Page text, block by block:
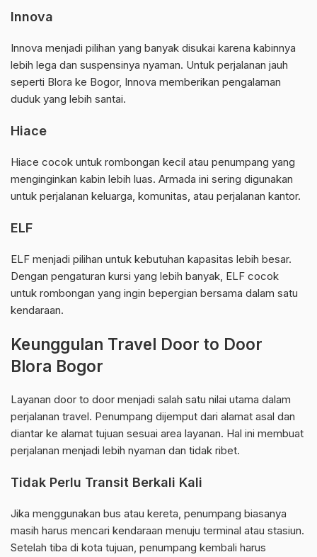
Innova
Innova menjadi pilihan yang banyak disukai karena kabinnya
lebih lega dan suspensinya nyaman. Untuk perjalanan jauh
seperti Blora ke Bogor, Innova memberikan pengalaman
duduk yang lebih santai.
Hiace
Hiace cocok untuk rombongan kecil atau penumpang yang
menginginkan kabin lebih luas. Armada ini sering digunakan
untuk perjalanan keluarga, komunitas, atau perjalanan kantor.
ELF
ELF menjadi pilihan untuk kebutuhan kapasitas lebih besar.
Dengan pengaturan kursi yang lebih banyak, ELF cocok
untuk rombongan yang ingin bepergian bersama dalam satu
kendaraan.
Keunggulan Travel Door to Door
Blora Bogor
Layanan door to door menjadi salah satu nilai utama dalam
perjalanan travel. Penumpang dijemput dari alamat asal dan
diantar ke alamat tujuan sesuai area layanan. Hal ini membuat
perjalanan menjadi lebih nyaman dan tidak ribet.
Tidak Perlu Transit Berkali Kali
Jika menggunakan bus atau kereta, penumpang biasanya
masih harus mencari kendaraan menuju terminal atau stasiun.
Setelah tiba di kota tujuan, penumpang kembali harus